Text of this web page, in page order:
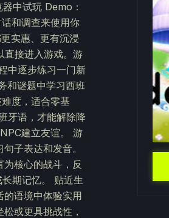
中试玩 Demo：
和调查来使用你
实惠、更有沉浸
直接进入游戏。游
中逐步练习一门新
和谜题中学习西班
度，适合零基
牙语，才能解除降
建立友谊。 游
子表达和发音。
核心的战斗，反
期记忆。 贴近生
语境中体验实用
或更具挑战性，